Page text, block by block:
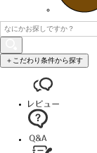
＋こだわり条件から探す